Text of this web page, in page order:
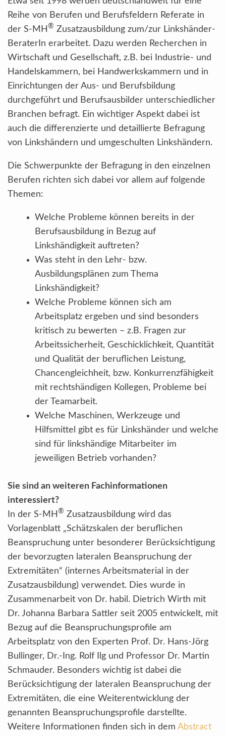
Reihe von Berufen und Berufsfeldern Referate in
der S-MH ® Zusatzausbildung zum/zur Linkshänder-
BeraterIn erarbeitet. Dazu werden Recherchen in
Wirtschaft und Gesellschaft, z.B. bei Industrie- und
Handelskammern, bei Handwerkskammern und in
Einrichtungen der Aus- und Berufsbildung
durchgeführt und Berufsausbilder unterschiedlicher
Branchen befragt. Ein wichtiger Aspekt dabei ist
auch die differenzierte und detaillierte Befragung
von Linkshändern und umgeschulten Linkshändern.
Die Schwerpunkte der Befragung in den einzelnen
Berufen richten sich dabei vor allem auf folgende
Themen:
Welche Probleme können bereits in der
Berufsausbildung in Bezug auf
Linkshändigkeit auftreten?
Was steht in den Lehr- bzw.
Ausbildungsplänen zum Thema
Linkshändigkeit?
Welche Probleme können sich am
Arbeitsplatz ergeben und sind besonders
kritisch zu bewerten – z.B. Fragen zur
Arbeitssicherheit, Geschicklichkeit, Quantität
und Qualität der beruflichen Leistung,
Chancengleichheit, bzw. Konkurrenzfähigkeit
mit rechtshändigen Kollegen, Probleme bei
der Teamarbeit.
Welche Maschinen, Werkzeuge und
Hilfsmittel gibt es für Linkshänder und welche
sind für linkshändige Mitarbeiter im
jeweiligen Betrieb vorhanden?
Sie sind an weiteren Fachinformationen
interessiert?
In der S-MH ® Zusatzausbildung wird das
Vorlagenblatt „Schätzskalen der beruflichen
Beanspruchung unter besonderer Berücksichtigung
der bevorzugten lateralen Beanspruchung der
Extremitäten“ (internes Arbeitsmaterial in der
Zusatzausbildung) verwendet. Dies wurde in
Zusammenarbeit von Dr. habil. Dietrich Wirth mit
Dr. Johanna Barbara Sattler seit 2005 entwickelt, mit
Bezug auf die Beanspruchungsprofile am
Arbeitsplatz von den Experten Prof. Dr. Hans-Jörg
Bullinger, Dr.-Ing. Rolf Ilg und Professor Dr. Martin
Schmauder. Besonders wichtig ist dabei die
Berücksichtigung der lateralen Beanspruchung der
Extremitäten, die eine Weiterentwicklung der
genannten Beanspruchungsprofile darstellte.
Weitere Informationen finden sich in dem Abstract